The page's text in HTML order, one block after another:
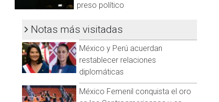
preso político
Notas más visitadas
México y Perú acuerdan
restablecer relaciones
diplomáticas
México Femenil conquista el oro